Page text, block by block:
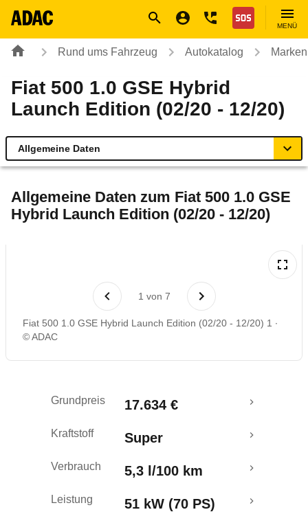
Nothilfe
MENÜ
Rund ums Fahrzeug Autokatalog
Fiat 500 1.0 GSE Hybrid
Launch Edition (02/20 - 12/20)
Allgemeine Daten
Technische Daten
Laufende Kosten
Rückrufe & Mängel
Allgemeine Daten zum Fiat 500 1.0 GSE
Hybrid Launch Edition (02/20 - 12/20)
1 von 7
Fiat 500 1.0 GSE Hybrid Launch Edition (02/20 - 12/20) 1
© ADAC
Grundpreis 17.634 €
Kraftstoff Super
Verbrauch 5,3 l/100 km
Leistung 51 kW (70 PS)